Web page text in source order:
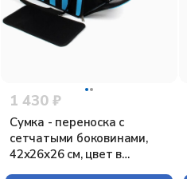
1 430 ₽
Сумка - переноска с
сетчатыми боковинами,
42х26х26 см, цвет в
ассортименте